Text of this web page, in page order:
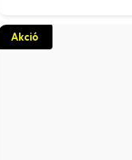
Akció